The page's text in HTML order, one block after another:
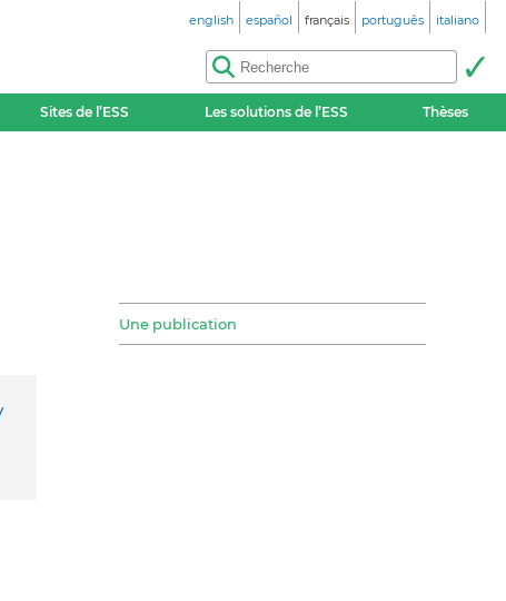
english español français português italiano
Sites de l’ESS Les solutions de l’ESS Thèses
Une publication